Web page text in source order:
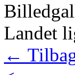
Landet
←